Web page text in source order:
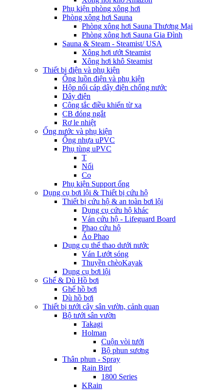
Phụ kiện phòng xông hơi
Phòng xông hơi Sauna
Phòng xông hơi Sauna Thương Mại
Phòng xông hơi Sauna Gia Đình
Sauna & Steam - Steamist/ USA
Xông hơi ướt Steamist
Xông hơi khô Steamist
Thiết bị điện và phụ kiện
Ống luồn điện và phụ kiện
Hộp nối cáp dây điện chống nước
Dây điện
Công tắc điều khiển từ xa
CB đóng ngắt
Rơ le nhiệt
Ống nước và phụ kiện
Ống nhựa uPVC
Phụ tùng uPVC
T
Nối
Co
Phụ kiện Support ống
Dụng cụ bơi lội & Thiết bị cứu hộ
Thiết bị cứu hộ & an toàn bơi lội
Dụng cụ cứu hộ khác
Ván cứu hộ - Lifeguard Board
Phao cứu hộ
Áo Phao
Dụng cụ thể thao dưới nước
Ván Lướt sóng
Thuyền chèoKayak
Dụng cụ bơi lội
Ghế & Dù Hồ bơi
Ghế hồ bơi
Dù hồ bơi
Thiết bị tưới cây sân vườn, cảnh quan
Bộ tưới sân vườn
Takagi
Holman
Cuộn vòi tưới
Bộ phun sương
Thân phun - Spray
Rain Bird
1800 Series
KRain